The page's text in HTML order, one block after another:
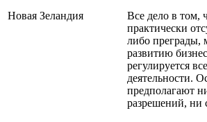
Новая Зеландия
Все дело в том,
практически
либо
развитию
регулируется
деятельности.
предполагают
разрешений, ни